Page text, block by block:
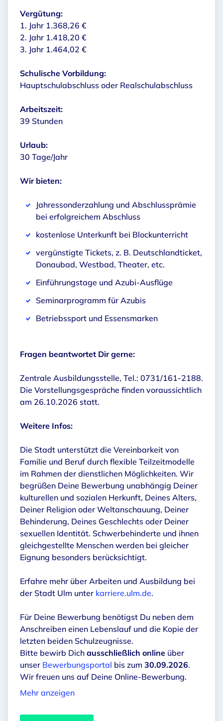
Vergütung:
1. Jahr 1.368,26 €
2. Jahr 1.418,20 €
3. Jahr 1.464,02 €
Schulische Vorbildung:
Hauptschulabschluss oder Realschulabschluss
Arbeitszeit:
39 Stunden
Urlaub:
30 Tage/Jahr
Wir bieten:
Jahressonderzahlung und Abschlussprämie
bei erfolgreichem Abschluss
kostenlose Unterkunft bei Blockunterricht
vergünstigte Tickets, z. B. Deutschlandticket,
Donaubad, Westbad, Theater, etc.
Einführungstage und Azubi-Ausflüge
Seminarprogramm für Azubis
Betriebssport und Essensmarken
Fragen beantwortet Dir gerne:
Zentrale Ausbildungsstelle, Tel.: 0731/161-2188.
Die Vorstellungsgespräche finden voraussichtlich
am 26.10.2026 statt.
Weitere Infos:
Die Stadt unterstützt die Vereinbarkeit von
Familie und Beruf durch flexible Teilzeitmodelle
im Rahmen der dienstlichen Möglichkeiten. Wir
begrüßen Deine Bewerbung unabhängig Deiner
kulturellen und sozialen Herkunft, Deines Alters,
Deiner Religion oder Weltanschauung, Deiner
Behinderung, Deines Geschlechts oder Deiner
sexuellen Identität. Schwerbehinderte und ihnen
gleichgestellte Menschen werden bei gleicher
Eignung besonders berücksichtigt.
Erfahre mehr über Arbeiten und Ausbildung bei
der Stadt Ulm unter karriere.ulm.de.
Für Deine Bewerbung benötigst Du neben dem
Anschreiben einen Lebenslauf und die Kopie der
letzten beiden Schulzeugnisse.
Bitte bewirb Dich ausschließlich online über
unser Bewerbungsportal bis zum 30.09.2026.
Wir freuen uns auf Deine Online-Bewerbung.
Mehr anzeigen